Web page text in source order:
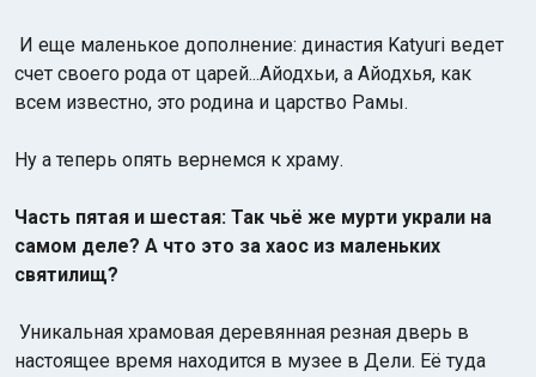
И еще маленькое дополнение: династия Katyuri ведет
счет своего рода от царей...Айодхьи, а Айодхья, как
всем известно, это родина и царство Рамы.
Ну а теперь опять вернемся к храму.
Часть пятая и шестая: Так чьё же мурти украли на
самом деле? А что это за хаос из маленьких
святилищ?
Уникальная храмовая деревянная резная дверь в
настоящее время находится в музее в Дели. Её туда